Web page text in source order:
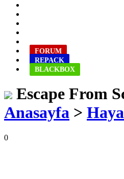
FORUM
REPACK
BLACKBOX
Escape From
Anasayfa >
0